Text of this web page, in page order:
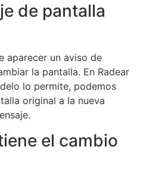
de pantalla
aparecer un aviso de
la pantalla. En Radear
lo permite, podemos
original a la nueva
el cambio